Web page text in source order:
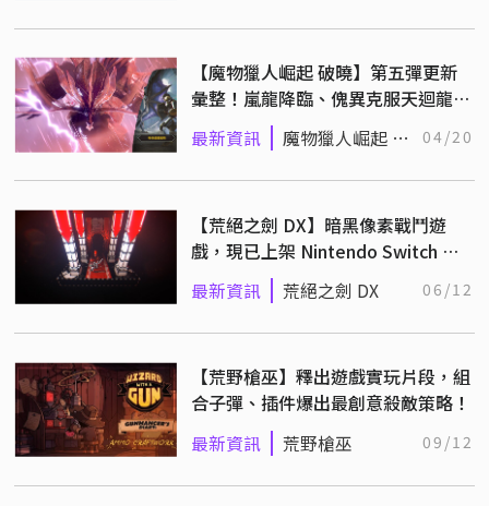
【魔物獵人崛起 破曉】第五彈更新
彙整！嵐龍降臨、傀異克服天迴龍、
6月最終更新
最新資訊
魔物獵人崛起 破
04/20
【荒絕之劍 DX】暗黑像素戰鬥遊
戲，現已上架 Nintendo Switch 與
PC 平台！
最新資訊 荒絕之劍 DX 06/12
【荒野槍巫】釋出遊戲實玩片段，組
合子彈、插件爆出最創意殺敵策略！
最新資訊 荒野槍巫 09/12